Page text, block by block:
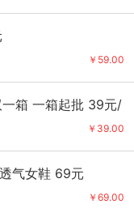
￥59.00
箱 一箱起批 39元/
￥39.00
气女鞋 69元
￥69.00